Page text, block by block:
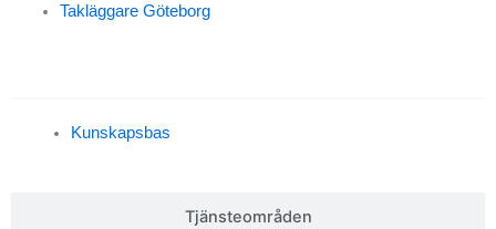
Takläggare Göteborg
Tjänsteområden
Kunskapsbas